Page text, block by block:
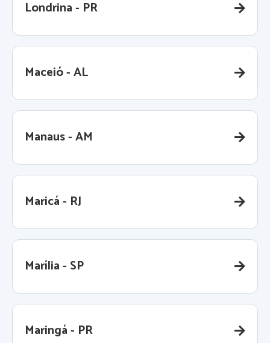
Londrina - PR
Maceió - AL
Manaus - AM
Maricá - RJ
Marília - SP
Maringá - PR